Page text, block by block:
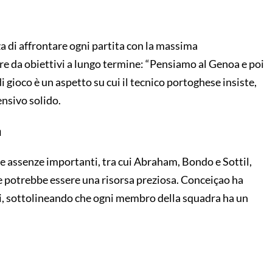
di affrontare ogni partita con la massima
da obiettivi a lungo termine: “Pensiamo al Genoa e poi
gioco è un aspetto su cui il tecnico portoghese insiste,
solido.
assenze importanti, tra cui Abraham, Bondo e Sottil,
essere una risorsa preziosa. Conceiçao ha
che ogni membro della squadra ha un